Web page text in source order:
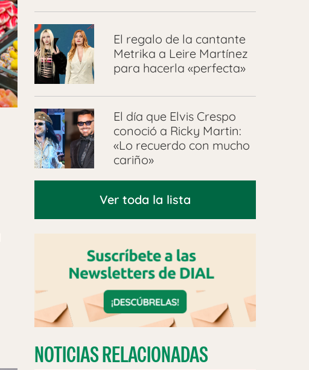
El regalo de la cantante
Metrika a Leire Martínez
para hacerla «perfecta»
El día que Elvis Crespo
conoció a Ricky Martin:
«Lo recuerdo con mucho
cariño»
Ver toda la lista
NOTICIAS RELACIONADAS